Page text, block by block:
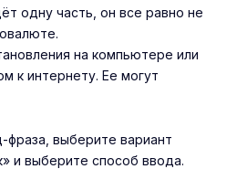
одну часть, он все равно не
на компьютере или
к интернету. Ее могут
фраза, выберите вариант
и выберите способ ввода.